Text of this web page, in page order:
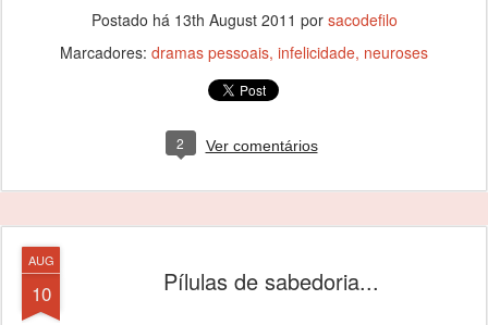
Postado há 13th August 2011 por sacodefilo
Marcadores: dramas pessoais infelicidade neuroses
2 Ver comentários
AUG
10 Pílulas de sabedoria...